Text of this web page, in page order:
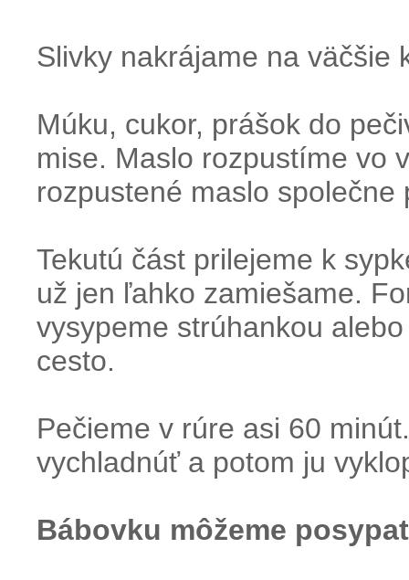
Slivky nakrájame na väčšie
Múku, cukor, prášok do
mise. Maslo rozpustíme vo
rozpustené maslo společne
Tekutú část prilejeme k
už jen ľahko zamiešame.
vysypeme strúhankou
cesto.
Pečieme v rúre asi 60
vychladnúť a potom ju
Bábovku môžeme